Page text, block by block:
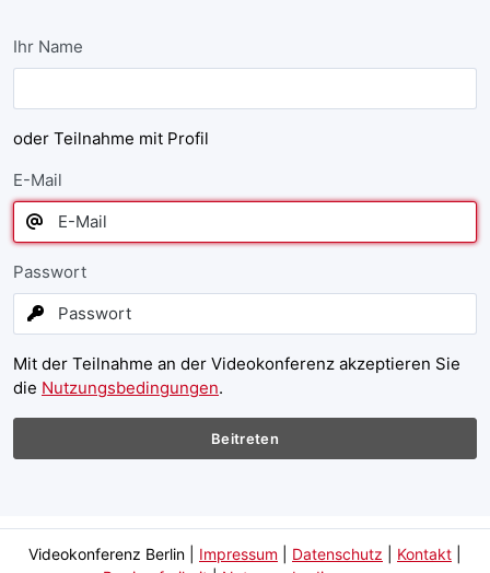
Ihr Name
oder Teilnahme mit Profil
E-Mail
Passwort
Mit der Teilnahme an der Videokonferenz akzeptieren Sie
die Nutzungsbedingungen.
Beitreten
Videokonferenz Berlin Impressum Datenschutz Kontakt